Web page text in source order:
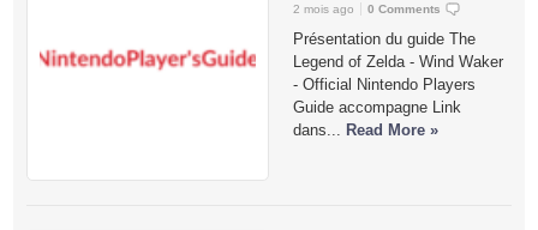
2 mois ago 0 Comments
Présentation du guide The
Legend of Zelda - Wind Waker
- Official Nintendo Players
Guide accompagne Link
dans... Read More »